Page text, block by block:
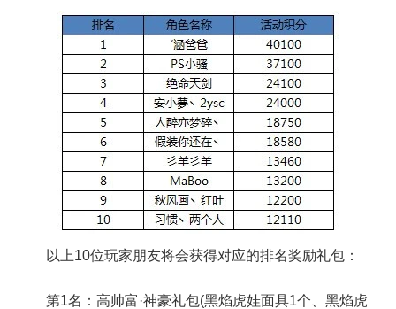
以上10位玩家朋友将会获得对应的排名奖励礼包：
第1名：高帅富·神豪礼包(黑焰虎娃面具1个、黑焰虎